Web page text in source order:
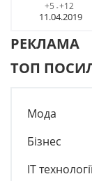
+5 - +12
11.04.2019
РЕКЛАМА
ТОП
Мода
Бізнес
IT